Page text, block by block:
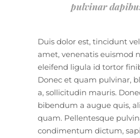
pulvinar
Duis dolor est, tincidunt
amet, venenatis euismod
eleifend ligula id tortor
Donec et quam pulvinar,
a, sollicitudin mauris.
bibendum a augue quis,
quam. Pellentesque
condimentum dictum,